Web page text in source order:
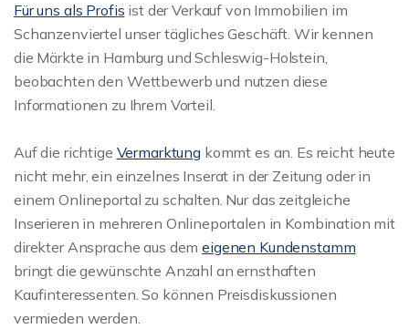
Für uns als Profis ist der Verkauf von Immobilien im
Schanzenviertel unser tägliches Geschäft. Wir kennen
die Märkte in Hamburg und Schleswig-Holstein,
beobachten den Wettbewerb und nutzen diese
Informationen zu Ihrem Vorteil.
Auf die richtige Vermarktungkommt es an. Es reicht heute
nicht mehr, ein einzelnes Inserat in der Zeitung oder in
einem Onlineportal zu schalten. Nur das zeitgleiche
Inserieren in mehreren Onlineportalen in Kombination mit
direkter Ansprache aus demeigenen Kundenstamm
bringt die gewünschte Anzahl an ernsthaften
Kaufinteressenten. So können Preisdiskussionen
vermieden werden.